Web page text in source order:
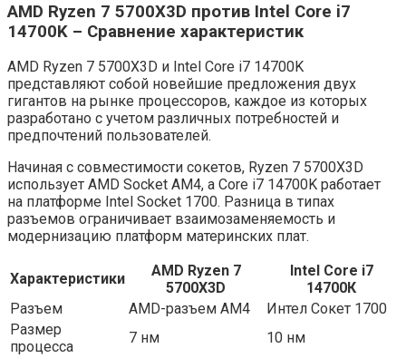
AMD Ryzen 7 5700X3D против Intel Core i7
14700K – Сравнение характеристик
AMD Ryzen 7 5700X3D и Intel Core i7 14700K
представляют собой новейшие предложения двух
гигантов на рынке процессоров, каждое из которых
разработано с учетом различных потребностей и
предпочтений пользователей.
Начиная с совместимости сокетов, Ryzen 7 5700X3D
использует AMD Socket AM4, а Core i7 14700K работает
на платформе Intel Socket 1700. Разница в типах
разъемов ограничивает взаимозаменяемость и
модернизацию платформ материнских плат.
Характеристики
AMD Ryzen 7
5700X3D
Intel Core i7
14700К
Разъем
AMD-разъем AM4
Интел Сокет 1700
Размер
процесса
7 нм 10 нм